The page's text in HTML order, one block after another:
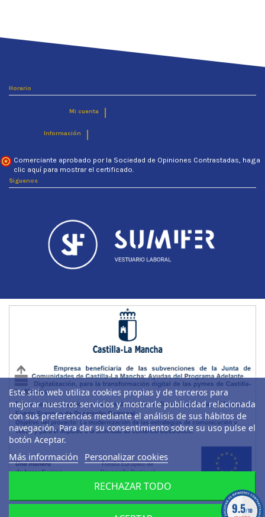
Gramaje
130g/m2- 100% poliéster
Horario
Mi cuenta
Información
Este sitio web utiliza cookies propias y de terceros para
mejorar nuestros servicios y mostrarle publicidad relacionada
con sus preferencias mediante el análisis de sus hábitos de
navegación. Para dar su consentimiento sobre su uso pulse el
botón Aceptar.
Más información Personalizar cookies
RECHAZAR TODO
Comerciante aprobado por la Sociedad de Opiniones Contrastadas, haga
clic aquí para mostrar el certificado.
Siguenos
9.5/10